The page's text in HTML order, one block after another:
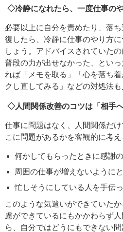
◇冷静になれたら、一度仕事の
必要以上に自分を責めたり、落
復したら、冷静に仕事のやり方
しょう。アドバイスされていた
普段の力が出せなかった、といっ
れば「メモを取る」「心を落ち
クし直してみる」などの対処法も
◇人間関係改善のコツは「相手
仕事に問題はなく、人間関係だ
こに問題があるかを客観的に考え
何かしてもらったときに感謝
周囲の仕事が増えないように
忙しそうにしている人を手伝
このような気遣いができていた
慮ができているにもかかわらず
ら、自分ではどうにもできない